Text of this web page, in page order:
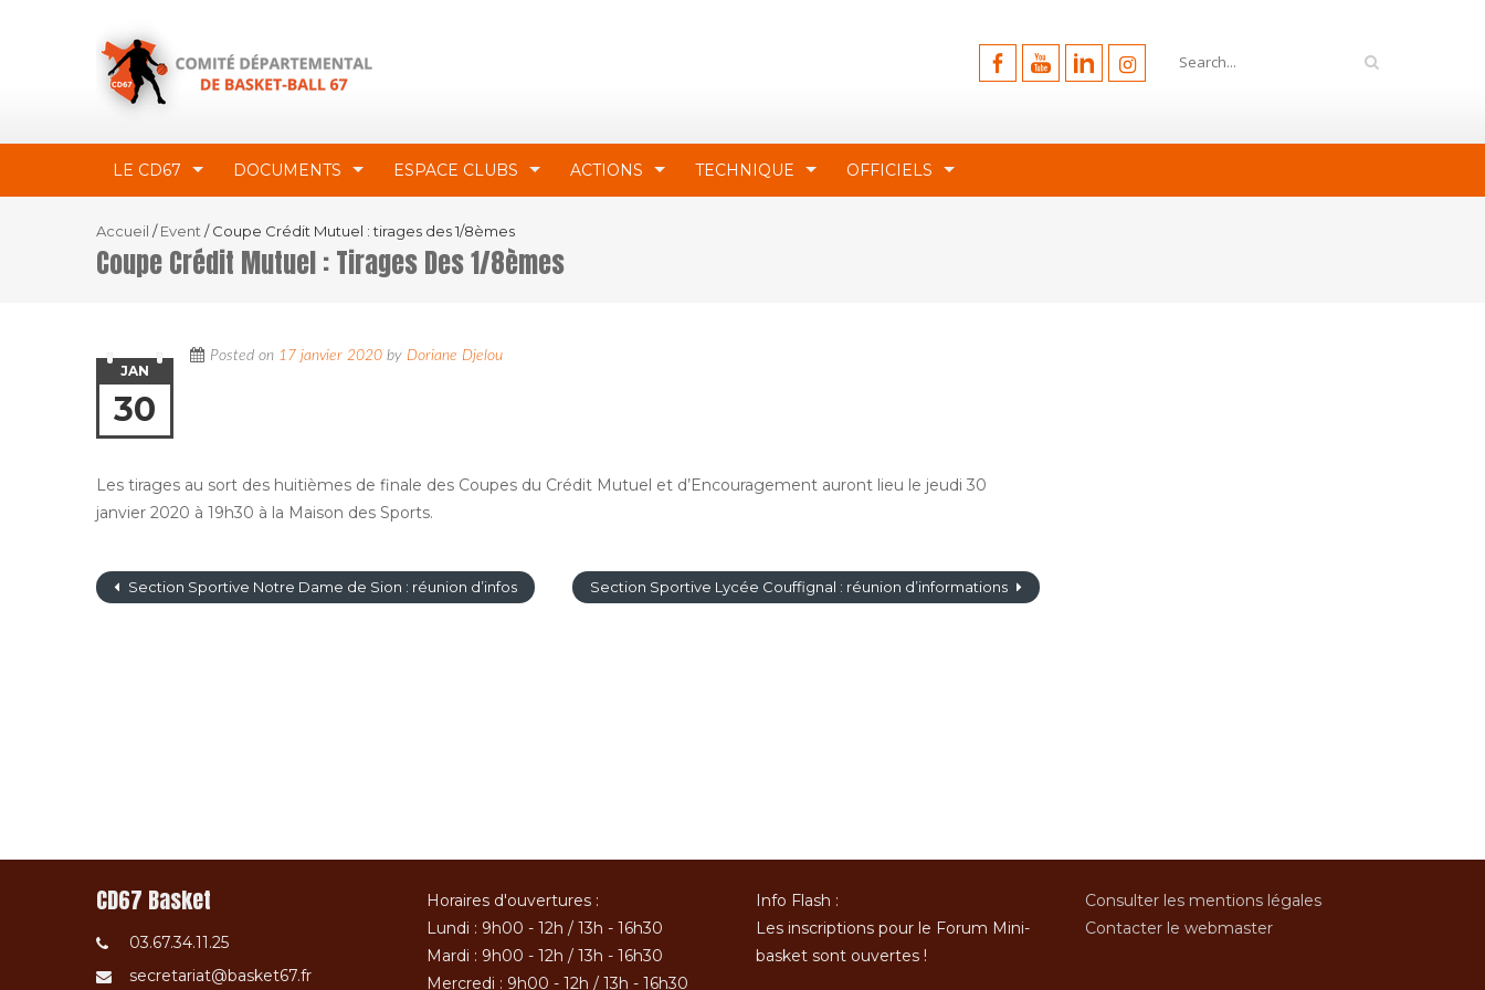
LE CD67 DOCUMENTS ESPACE CLUBS ACTIONS TECHNIQUE OFFICIELS
Accueil /Event /Coupe Crédit Mutuel : tirages des 1/8èmes
Coupe Crédit Mutuel : Tirages Des 1/8èmes
Posted on 17 janvier 2020 by Doriane Djelou
JAN
30
Les tirages au sort des huitièmes de finale des Coupes du Crédit Mutuel et d’Encouragement auront lieu le jeudi 30
janvier 2020 à 19h30 à la Maison des Sports.
Section Sportive Notre Dame de Sion : réunion d’infos Section Sportive Lycée Couffignal : réunion d’informations
CD67 Basket
03.67.34.11.25
secretariat@basket67.fr
Horaires d'ouvertures :
Lundi : 9h00 - 12h / 13h - 16h30
Mardi : 9h00 - 12h / 13h - 16h30
Mercredi : 9h00 - 12h / 13h - 16h30
Info Flash :
Les inscriptions pour le Forum Mini-
basket sont ouvertes !
Consulter les mentions légales
Contacter le webmaster